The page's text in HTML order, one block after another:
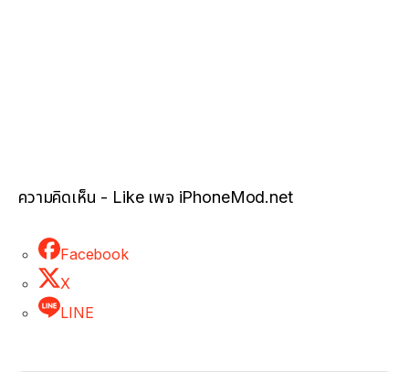
ความคิดเห็น - Like เพจ iPhoneMod.net
Facebook
X
LINE